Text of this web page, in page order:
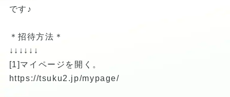
です♪
＊招待方法＊
↓↓↓↓↓↓
[1]マイページを開く。
https://tsuku2.jp/mypage/